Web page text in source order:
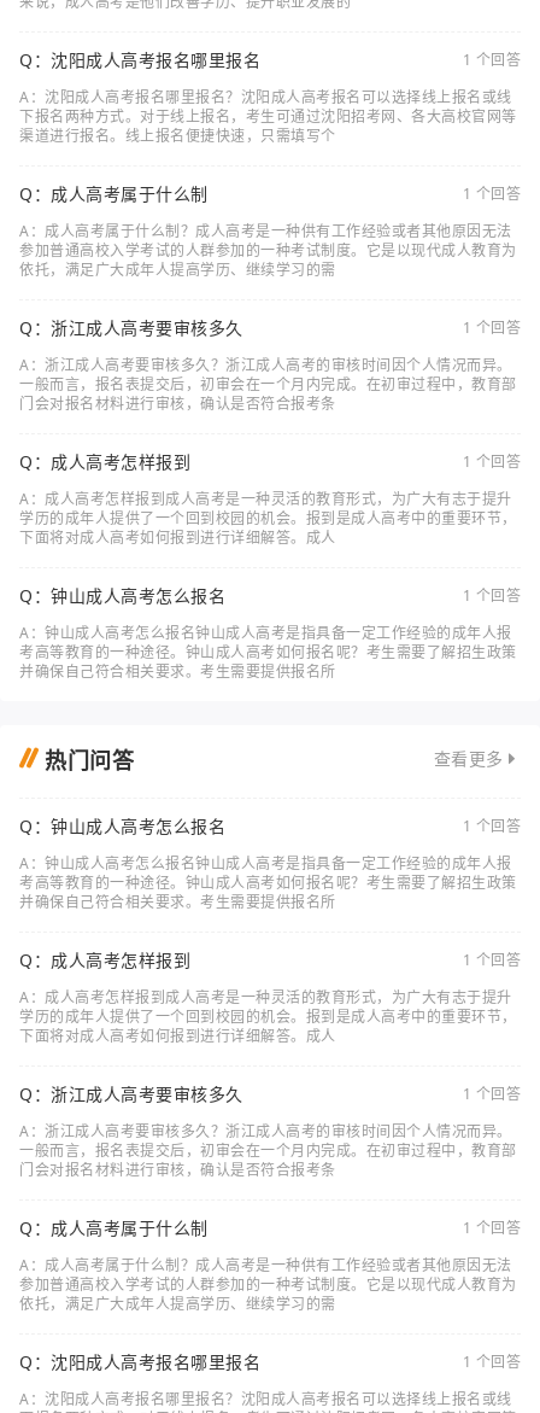
Q：沈阳成人高考报名哪里报名
1 个回答
A：沈阳成人高考报名哪里报名？沈阳成人高考报名可以选择线上报名或线
下报名两种方式。对于线上报名，考生可通过沈阳招考网、各大高校官网等
渠道进行报名。线上报名便捷快速，只需填写个
Q：成人高考属于什么制
1 个回答
A：成人高考属于什么制？成人高考是一种供有工作经验或者其他原因无法
参加普通高校入学考试的人群参加的一种考试制度。它是以现代成人教育为
依托，满足广大成年人提高学历、继续学习的需
Q：浙江成人高考要审核多久
1 个回答
A：浙江成人高考要审核多久？浙江成人高考的审核时间因个人情况而异。
一般而言，报名表提交后，初审会在一个月内完成。在初审过程中，教育部
门会对报名材料进行审核，确认是否符合报考条
Q：成人高考怎样报到
1 个回答
A：成人高考怎样报到成人高考是一种灵活的教育形式，为广大有志于提升
学历的成年人提供了一个回到校园的机会。报到是成人高考中的重要环节，
下面将对成人高考如何报到进行详细解答。成人
Q：钟山成人高考怎么报名
1 个回答
A：钟山成人高考怎么报名钟山成人高考是指具备一定工作经验的成年人报
考高等教育的一种途径。钟山成人高考如何报名呢？考生需要了解招生政策
并确保自己符合相关要求。考生需要提供报名所
热门问答 查看更多
Q：钟山成人高考怎么报名
1 个回答
A：钟山成人高考怎么报名钟山成人高考是指具备一定工作经验的成年人报
考高等教育的一种途径。钟山成人高考如何报名呢？考生需要了解招生政策
并确保自己符合相关要求。考生需要提供报名所
Q：成人高考怎样报到
1 个回答
A：成人高考怎样报到成人高考是一种灵活的教育形式，为广大有志于提升
学历的成年人提供了一个回到校园的机会。报到是成人高考中的重要环节，
下面将对成人高考如何报到进行详细解答。成人
Q：浙江成人高考要审核多久
1 个回答
A：浙江成人高考要审核多久？浙江成人高考的审核时间因个人情况而异。
一般而言，报名表提交后，初审会在一个月内完成。在初审过程中，教育部
门会对报名材料进行审核，确认是否符合报考条
Q：成人高考属于什么制
1 个回答
A：成人高考属于什么制？成人高考是一种供有工作经验或者其他原因无法
参加普通高校入学考试的人群参加的一种考试制度。它是以现代成人教育为
依托，满足广大成年人提高学历、继续学习的需
Q：沈阳成人高考报名哪里报名
1 个回答
A：沈阳成人高考报名哪里报名？沈阳成人高考报名可以选择线上报名或线